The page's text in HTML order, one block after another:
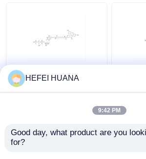
Φθοροσεΐνη-12-dUTP
1mM Λύσιμο νατρίου
Αλάτι
HEFEI HUANA
9:42 PM
Good day, what product are you
for?